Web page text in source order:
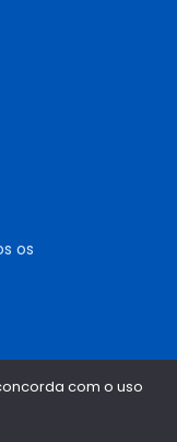
os
com o uso